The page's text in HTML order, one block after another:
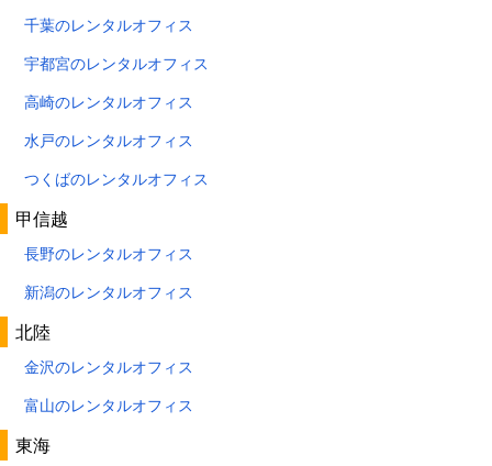
千葉のレンタルオフィス
宇都宮のレンタルオフィス
高崎のレンタルオフィス
水戸のレンタルオフィス
つくばのレンタルオフィス
甲信越
長野のレンタルオフィス
新潟のレンタルオフィス
北陸
金沢のレンタルオフィス
富山のレンタルオフィス
東海